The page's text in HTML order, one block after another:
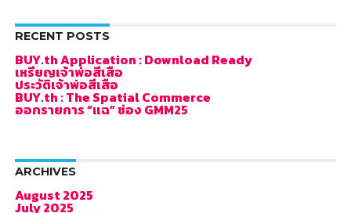
RECENT POSTS
BUY.th Application : Download Ready
เหรียญเจ้าพ่อสีเสือ
ประวัติเจ้าพ่อสีเสือ
BUY.th : The Spatial Commerce
ออกรายการ “แฉ” ช่อง GMM25
ARCHIVES
August 2025
July 2025